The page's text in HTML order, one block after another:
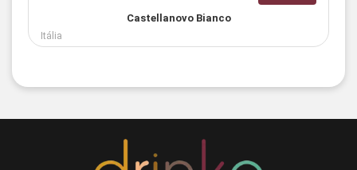
Castellanovo Bianco
Itália